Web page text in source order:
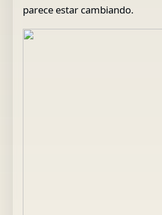
parece estar cambiando.